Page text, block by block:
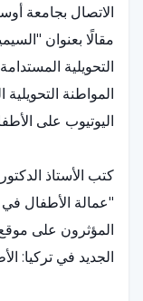
الاتصال بجامعة
مقالًا بعنوان
التحويلية
المواطنة التحويلية
اليوتيوب على
كتب الأستاذ
"عمالة الأطفال في
المؤثرون على
الجديد في تركيا: